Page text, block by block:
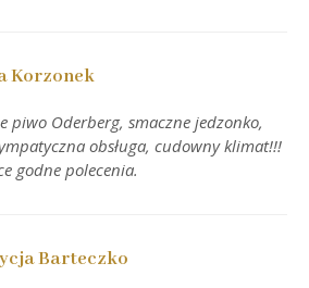
Korzonek
piwo Oderberg, smaczne jedzonko,
obsługa, cudowny klimat!!!
godne polecenia.
Barteczko